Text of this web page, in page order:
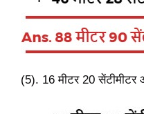
(5). 16 मीटर 20 सेंटीमीटर